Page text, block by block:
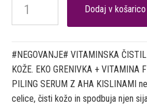
#NEGOVANJE# VITAMINSKA
KOŽE. EKO GRENIVKA + VITAMINA
PILING SERUM Z AHA KISLINAMI
celice, čisti kožo in spodbuja njen